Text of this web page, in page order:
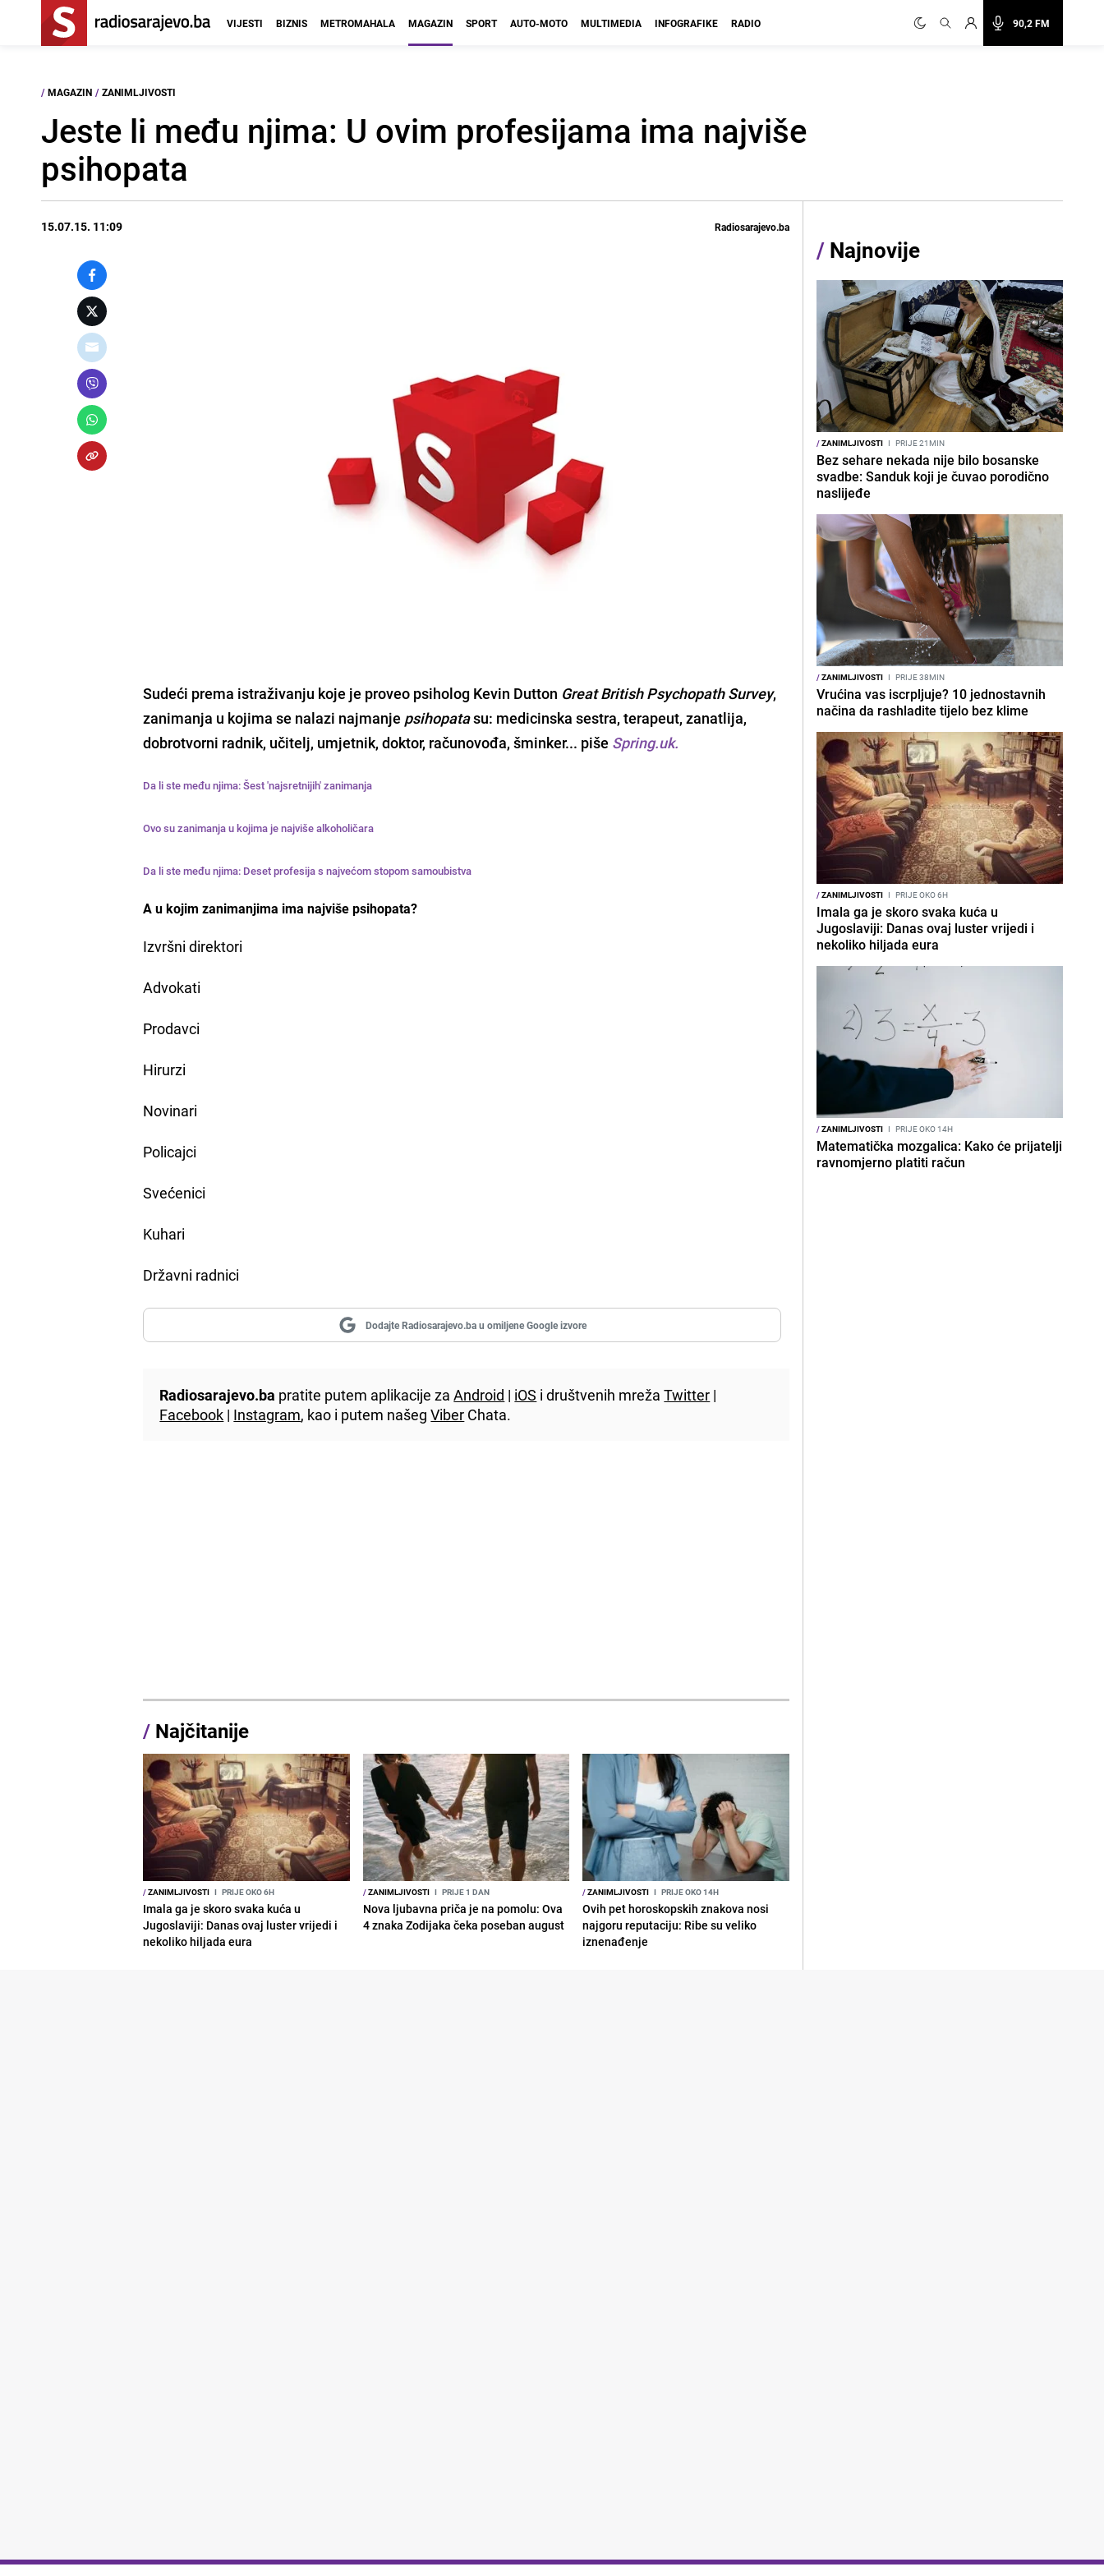
90,2 FM
VIJESTI BIZNIS METROMAHALA MAGAZIN SPORT AUTO-MOTO MULTIMEDIA INFOGRAFIKE RADIO
/ MAGAZIN / ZANIMLJIVOSTI
Jeste li među njima: U ovim profesijama ima najviše
psihopata
15.07.15. 11:09 Radiosarajevo.ba
Sudeći prema istraživanju koje je proveo psiholog Kevin Dutton Great British Psychopath Survey,
zanimanja u kojima se nalazi najmanje psihopatasu: medicinska sestra, terapeut, zanatlija,
dobrotvorni radnik, učitelj, umjetnik, doktor, računovođa, šminker... piše Spring.uk.
Da li ste među njima: Šest 'najsretnijih' zanimanja
Ovo su zanimanja u kojima je najviše alkoholičara
Da li ste među njima: Deset profesija s najvećom stopom samoubistva
A u kojim zanimanjima ima najviše psihopata?
Izvršni direktori
Advokati
Prodavci
Hirurzi
Novinari
Policajci
Svećenici
Kuhari
Državni radnici
Dodajte Radiosarajevo.ba u omiljene Google izvore
Radiosarajevo.ba pratite putem aplikacije zaAndroid | iOS i društvenih mrežaTwitter |
Facebook | Instagram, kao i putem našegViber Chata.
/ Najčitanije
/ZANIMLJIVOSTI I PRIJE OKO 6H
Imala ga je skoro svaka kuća u
Jugoslaviji: Danas ovaj luster vrijedi i
nekoliko hiljada eura
/ZANIMLJIVOSTI I PRIJE 1 DAN
Nova ljubavna priča je na pomolu: Ova
4 znaka Zodijaka čeka poseban august
/ZANIMLJIVOSTI I PRIJE OKO 14H
Ovih pet horoskopskih znakova nosi
najgoru reputaciju: Ribe su veliko
iznenađenje
/ Najnovije
/ZANIMLJIVOSTI I PRIJE 21MIN
Bez sehare nekada nije bilo bosanske
svadbe: Sanduk koji je čuvao porodično
naslijeđe
/ZANIMLJIVOSTI I PRIJE 38MIN
Vrućina vas iscrpljuje? 10 jednostavnih
načina da rashladite tijelo bez klime
/ZANIMLJIVOSTI I PRIJE OKO 6H
Imala ga je skoro svaka kuća u
Jugoslaviji: Danas ovaj luster vrijedi i
nekoliko hiljada eura
/ZANIMLJIVOSTI I PRIJE OKO 14H
Matematička mozgalica: Kako će prijatelji
ravnomjerno platiti račun